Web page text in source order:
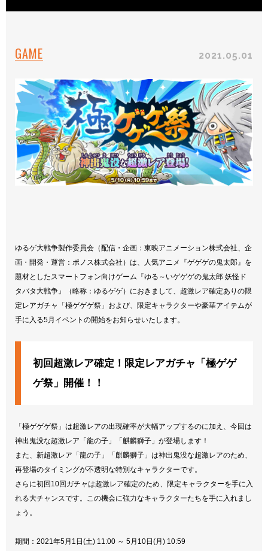
GAME 2021.05.01
ゆるゲ大戦争製作委員会（配信・企画：東映アニメーション株式会社、企
画・開発・運営：ポノス株式会社）は、人気アニメ『ゲゲゲの鬼太郎』を
題材としたスマートフォン向けゲーム『ゆる～いゲゲゲの鬼太郎 妖怪ド
タバタ大戦争』（略称：ゆるゲゲ）におきまして、超激レア確定ありの限
定レアガチャ「極ゲゲゲ祭」および、限定キャラクターや豪華アイテムが
手に入る5月イベントの開始をお知らせいたします。
初回超激レア確定！限定レアガチャ「極ゲゲ
ゲ祭」開催！！
「極ゲゲゲ祭」は超激レアの出現確率が大幅アップするのに加え、今回は
神出鬼没な超激レア「龍の子」「麒麟獅子」が登場します！
また、新超激レア「龍の子」「麒麟獅子」は神出鬼没な超激レアのため、
再登場のタイミングが不透明な特別なキャラクターです。
さらに初回10回ガチャは超激レア確定のため、限定キャラクターを手に入
れる大チャンスです。この機会に強力なキャラクターたちを手に入れまし
ょう。
期間：2021年5月1日(土) 11:00 ～ 5月10日(月) 10:59